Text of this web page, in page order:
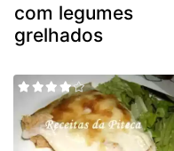
com legumes
grelhados